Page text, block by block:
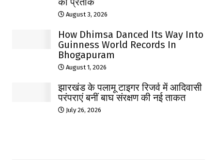
August 3, 2026
How Dhimsa Danced Its Way Into
Guinness World Records In
Bhogapuram
August 1, 2026
झारखंड के पलामू टाइगर रिजर्व में आदिवासी
परंपराएं बनीं बाघ संरक्षण की नई ताकत
July 26, 2026